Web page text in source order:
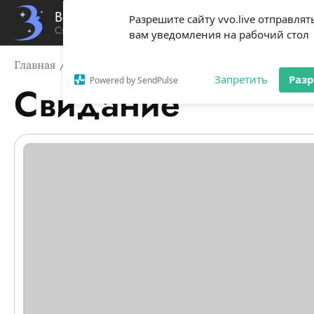
Разрешите сайту vvo.live
вам уведомления на рабочий стол
Powered by SendPulse Запретить
Вечерний Владивосток
Стиль жизни твоего города
Главная
Свидание
Список новостей